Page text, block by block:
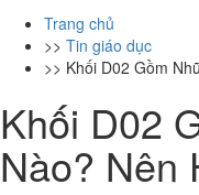
Trang chủ
>> Tin giáo dục
>> Khối D02 Gồm
Khối D02
Nào? Nên